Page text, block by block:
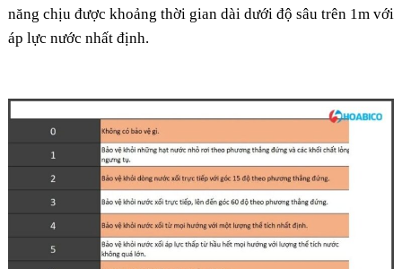
năng chịu được khoảng thời gian dài dưới độ sâu trên 1m với
áp lực nước nhất định.